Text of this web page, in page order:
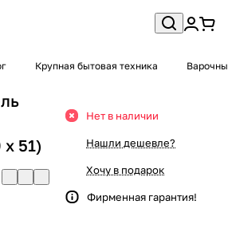
Крупная бытовая техника
х 51)
Нет в наличии
Нашли дешевле?
Хочу в подарок
Фирменная гарантия!